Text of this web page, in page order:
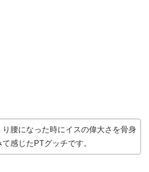
り腰になった時にイスの偉大さを骨身
て感じたPTグッチです。